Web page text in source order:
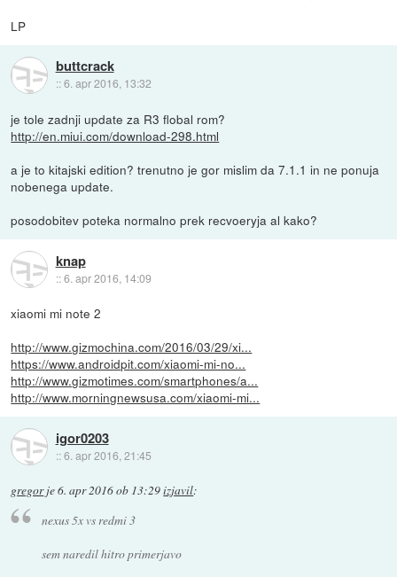
LP
buttcrack
::6. apr 2016, 13:32
je tole zadnji update za R3 flobal rom?
http://en.miui.com/download-298.html
a je to kitajski edition? trenutno je gor mislim da 7.1.1 in ne ponuja
nobenega update.
posodobitev poteka normalno prek recvoeryja al kako?
knap
::6. apr 2016, 14:09
xiaomi mi note 2
http://www.gizmochina.com/2016/03/29/xi...
https://www.androidpit.com/xiaomi-mi-no...
http://www.gizmotimes.com/smartphones/a...
http://www.morningnewsusa.com/xiaomi-mi...
igor0203
::6. apr 2016, 21:45
gregorje6. apr 2016 ob 13:29izjavil:
nexus 5x vs redmi 3
sem naredil hitro primerjavo